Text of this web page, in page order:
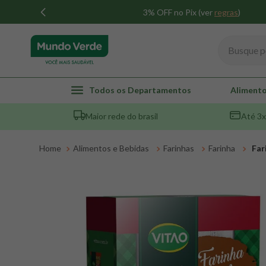
3% OFF no Pix (ver regras)
Todos os Departamentos
Maior rede do brasil Até
Alimentos e Bebidas Farinhas Farinha
TERMOS MAIS BUSCADOS
1º whey
2º creatina
6º omega 3
8º snack proteico mundo verde
9